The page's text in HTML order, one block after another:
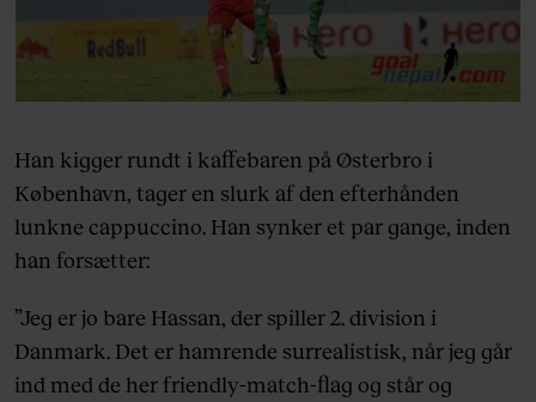
Han kigger rundt i kaffebaren på Østerbro i
København, tager en slurk af den efterhånden
lunkne cappuccino. Han synker et par gange, inden
han forsætter:
”Jeg er jo bare Hassan, der spiller 2. division i
Danmark. Det er hamrende surrealistisk, når jeg går
ind med de her friendly-match-flag og står og